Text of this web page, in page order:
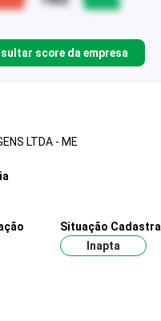
score da empresa
LTDA - ME
Situação Cadastral
Inapta